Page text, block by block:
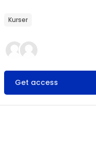
Kurser
Get access
– 2024